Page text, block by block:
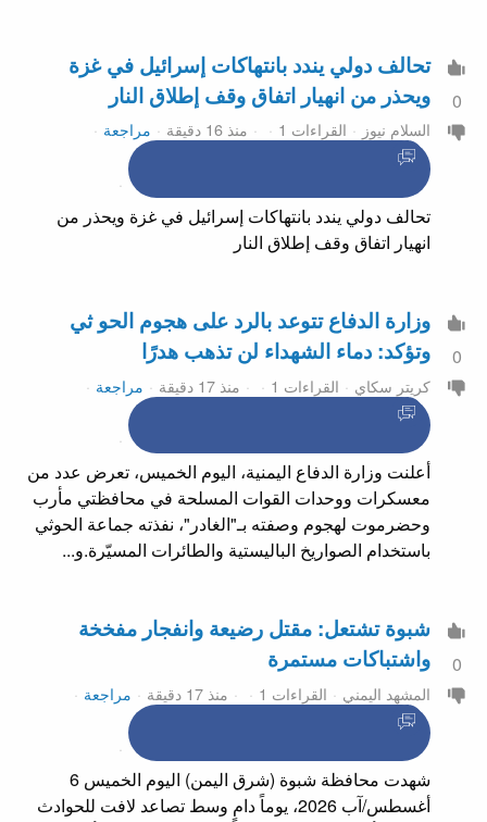
0
تحالف دولي يندد بانتهاكات إسرائيل في غزة
ويحذر من انهيار اتفاق وقف إطلاق النار
السلام نيوز القراءات 1 منذ 16 دقيقة مراجعة
تحالف دولي يندد بانتهاكات إسرائيل في غزة ويحذر من
انهيار اتفاق وقف إطلاق النار
0
وزارة الدفاع تتوعد بالرد على هجوم الحو ثي
وتؤكد: دماء الشهداء لن تذهب هدرًا
كريتر سكاي القراءات 1 منذ 17 دقيقة مراجعة
أعلنت وزارة الدفاع اليمنية، اليوم الخميس، تعرض عدد من
معسكرات ووحدات القوات المسلحة في محافظتي مأرب
وحضرموت لهجوم وصفته بـ"الغادر"، نفذته جماعة الحوثي
باستخدام الصواريخ الباليستية والطائرات المسيّرة.و...
0
شبوة تشتعل: مقتل رضيعة وانفجار مفخخة
واشتباكات مستمرة
المشهد اليمني القراءات 1 منذ 17 دقيقة مراجعة
شهدت محافظة شبوة (شرق اليمن) اليوم الخميس 6
أغسطس/آب 2026، يوماً دامٍ وسط تصاعد لافت للحوادث